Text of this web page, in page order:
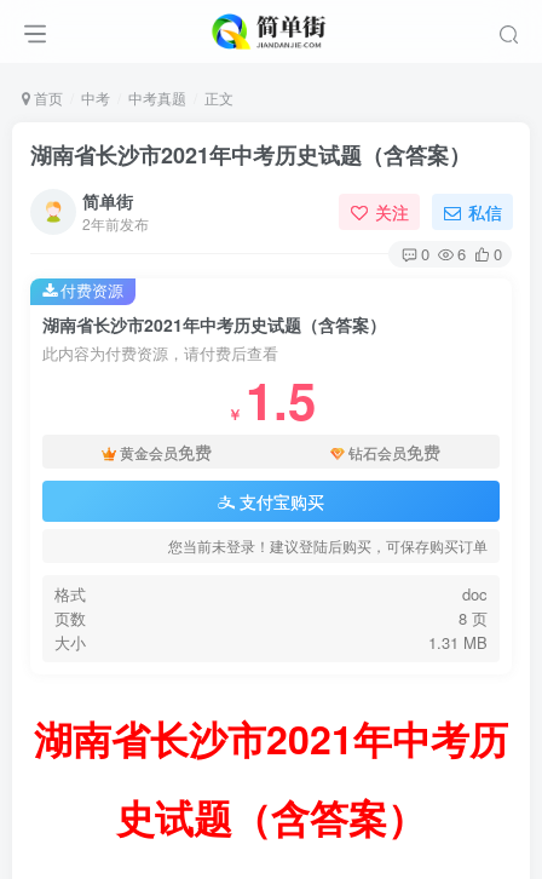
首页 中考 中考真题 正文
湖南省长沙市2021年中考历史试题（含答案）
简单街
2年前发布 关注 私信
0 6 0
湖南省长沙市2021年中考历史试题（含答案）
此内容为付费资源，请付费后查看
￥ 1.5
黄金会员免费 钻石会员免费
支付宝购买
您当前未登录！建议登陆后购买，可保存购买订单
格式
doc
页数
8 页
大小
1.31 MB
付费资源
湖南省长沙市2021年中考历
史试题（含答案）